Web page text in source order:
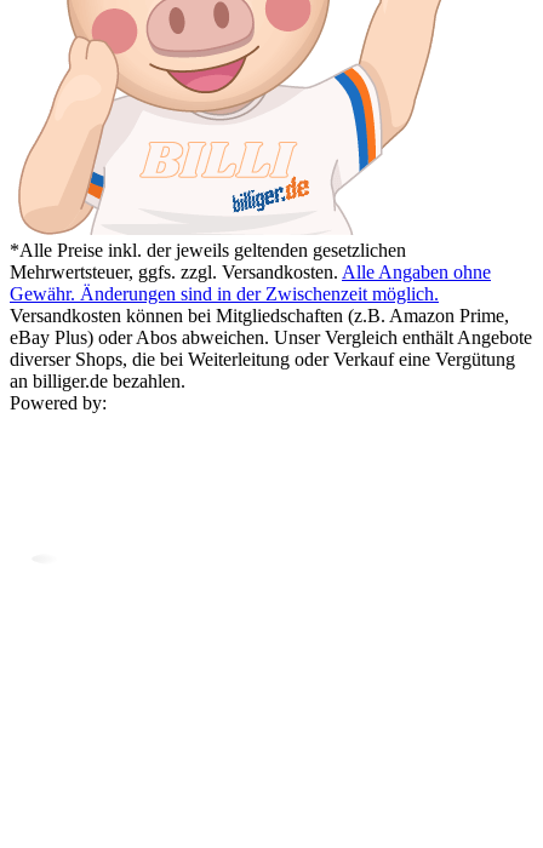
*Alle Preise inkl. der jeweils geltenden gesetzlichen
Mehrwertsteuer, ggfs. zzgl. Versandkosten. Alle Angaben ohne
Gewähr. Änderungen sind in der Zwischenzeit möglich.
Versandkosten können bei Mitgliedschaften (z.B. Amazon Prime,
eBay Plus) oder Abos abweichen. Unser Vergleich enthält Angebote
diverser Shops, die bei Weiterleitung oder Verkauf eine Vergütung
an billiger.de bezahlen.
Powered by: